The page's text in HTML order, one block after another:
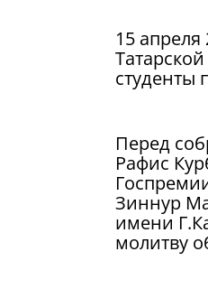
15
студенты
Перед
Рафис
Зиннур
имени
молитву